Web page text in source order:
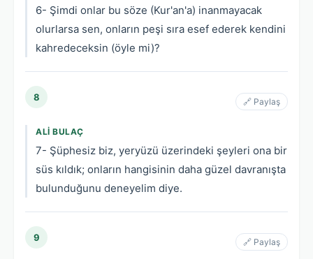
6- Şimdi onlar bu söze (Kur'an'a) inanmayacak
olurlarsa sen, onların peşi sıra esef ederek kendini
kahredeceksin (öyle mi)?
8 🔗 Paylaş
ALI BULAÇ
7- Şüphesiz biz, yeryüzü üzerindeki şeyleri ona bir
süs kıldık; onların hangisinin daha güzel davranışta
bulunduğunu deneyelim diye.
9 🔗 Paylaş